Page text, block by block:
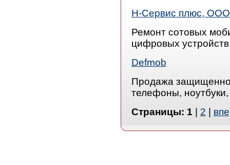
Н-Сервис плюс, ООО
Ремонт сотовых
цифровых устройств
Defmob
Продажа
телефоны,
Страницы: 1 2